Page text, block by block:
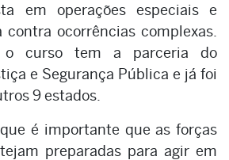
em operações especiais e
contra ocorrências complexas.
o curso tem a parceria do
e Segurança Pública e já foi
9 estados.
é importante que as forças
preparadas para agir em